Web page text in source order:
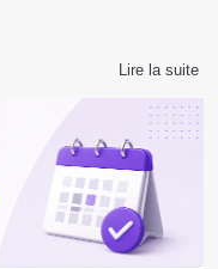
Lire la suite